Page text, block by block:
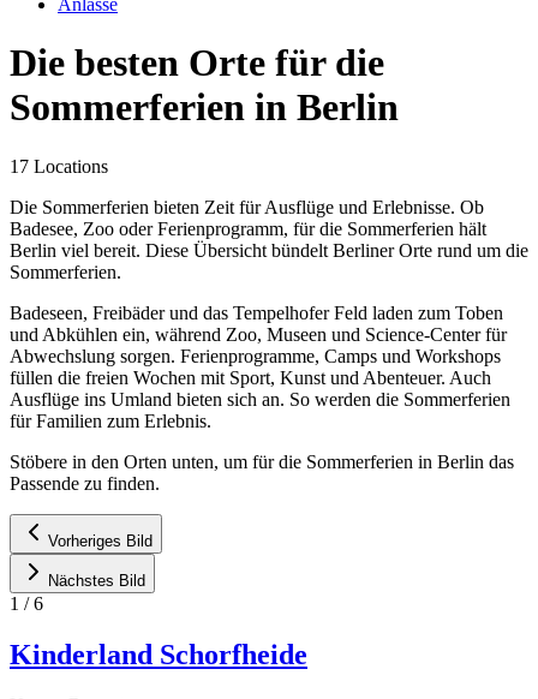
Anlässe
Die besten Orte für die
Sommerferien in Berlin
17 Locations
Die Sommerferien bieten Zeit für Ausflüge und Erlebnisse. Ob
Badesee, Zoo oder Ferienprogramm, für die Sommerferien hält
Berlin viel bereit. Diese Übersicht bündelt Berliner Orte rund um die
Sommerferien.
Badeseen, Freibäder und das Tempelhofer Feld laden zum Toben
und Abkühlen ein, während Zoo, Museen und Science-Center für
Abwechslung sorgen. Ferienprogramme, Camps und Workshops
füllen die freien Wochen mit Sport, Kunst und Abenteuer. Auch
Ausflüge ins Umland bieten sich an. So werden die Sommerferien
für Familien zum Erlebnis.
Stöbere in den Orten unten, um für die Sommerferien in Berlin das
Passende zu finden.
Vorheriges Bild
Nächstes Bild
1 /6
Kinderland Schorfheide